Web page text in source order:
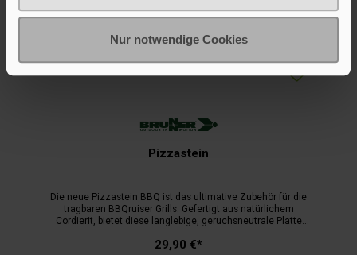
Nur notwendige Cookies
Pizzastein
Die neue Pizzastein BBQ ist das ultimative Zubehör für die
tragbaren BBQruiser Grills. Gefertigt aus natürlichem
Cordierit, bietet diese langlebige, geruchsneutrale Platte
Wärmeverteilung. Seine Porosität garantiert zudem eine
29,90 €*